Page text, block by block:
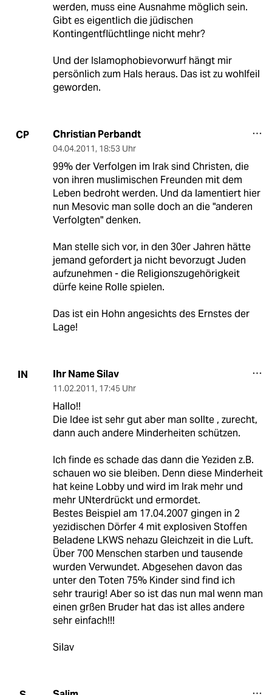
werden, muss eine Ausnahme möglich sein.
Gibt es eigentlich die jüdischen
Kontingentflüchtlinge nicht mehr?
Und der Islamophobievorwurf hängt mir
persönlich zum Hals heraus. Das ist zu wohlfeil
geworden.
CP Christian Perbandt
04.04.2011, 18:53 Uhr
99% der Verfolgen im Irak sind Christen, die
von ihren muslimischen Freunden mit dem
Leben bedroht werden. Und da lamentiert hier
nun Mesovic man solle doch an die "anderen
Verfolgten" denken.
Man stelle sich vor, in den 30er Jahren hätte
jemand gefordert ja nicht bevorzugt Juden
aufzunehmen - die Religionszugehörigkeit
dürfe keine Rolle spielen.
Das ist ein Hohn angesichts des Ernstes der
Lage!
IN Ihr Name Silav
11.02.2011, 17:45 Uhr
Hallo!!
Die Idee ist sehr gut aber man sollte , zurecht,
dann auch andere Minderheiten schützen.
Ich finde es schade das dann die Yeziden z.B.
schauen wo sie bleiben. Denn diese Minderheit
hat keine Lobby und wird im Irak mehr und
mehr UNterdrückt und ermordet.
Bestes Beispiel am 17.04.2007 gingen in 2
yezidischen Dörfer 4 mit explosiven Stoffen
Beladene LKWS nehazu Gleichzeit in die Luft.
Über 700 Menschen starben und tausende
wurden Verwundet. Abgesehen davon das
unter den Toten 75% Kinder sind find ich
sehr traurig! Aber so ist das nun mal wenn man
einen grßen Bruder hat das ist alles andere
sehr einfach!!!
Silav